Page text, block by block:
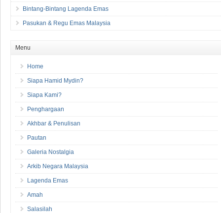
Bintang-Bintang Lagenda Emas
Pasukan & Regu Emas Malaysia
Menu
Home
Siapa Hamid Mydin?
Siapa Kami?
Penghargaan
Akhbar & Penulisan
Pautan
Galeria Nostalgia
Arkib Negara Malaysia
Lagenda Emas
Amah
Salasilah